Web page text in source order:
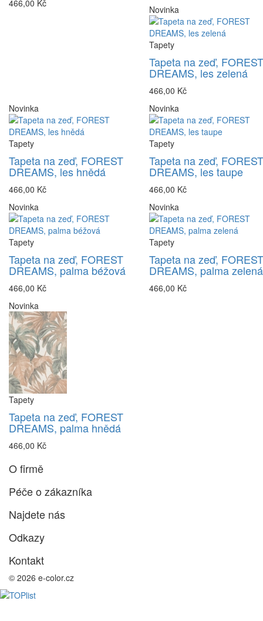
466,00 Kč
Novinka
Tapety
Tapeta na zeď, FOREST
DREAMS, les zelená
466,00 Kč
Novinka
Tapety
Tapeta na zeď, FOREST
DREAMS, les hnědá
466,00 Kč
Novinka
Tapety
Tapeta na zeď, FOREST
DREAMS, les taupe
466,00 Kč
Novinka
Tapety
Tapeta na zeď, FOREST
DREAMS, palma béžová
466,00 Kč
Novinka
Tapety
Tapeta na zeď, FOREST
DREAMS, palma zelená
466,00 Kč
Novinka
Tapety
Tapeta na zeď, FOREST
DREAMS, palma hnědá
466,00 Kč
O firmě
Péče o zákazníka
Najdete nás
Odkazy
Kontakt
© 2026 e-color.cz